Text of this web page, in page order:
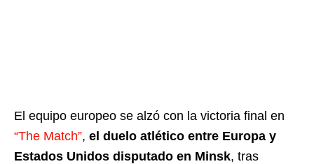
El equipo europeo se alzó con la victoria final en
“The Match”, el duelo atlético entre Europa y
Estados Unidos disputado en Minsk, tras